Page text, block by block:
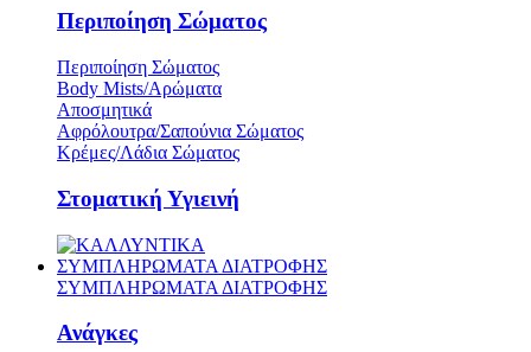
Περιποίηση Σώματος
Περιποίηση Σώματος
Body Mists/Αρώματα
Αποσμητικά
Αφρόλουτρα/Σαπούνια Σώματος
Κρέμες/Λάδια Σώματος
Στοματική Υγιεινή
ΣΥΜΠΛΗΡΩΜΑΤΑ ΔΙΑΤΡΟΦΗΣ
ΣΥΜΠΛΗΡΩΜΑΤΑ ΔΙΑΤΡΟΦΗΣ
Ανάγκες